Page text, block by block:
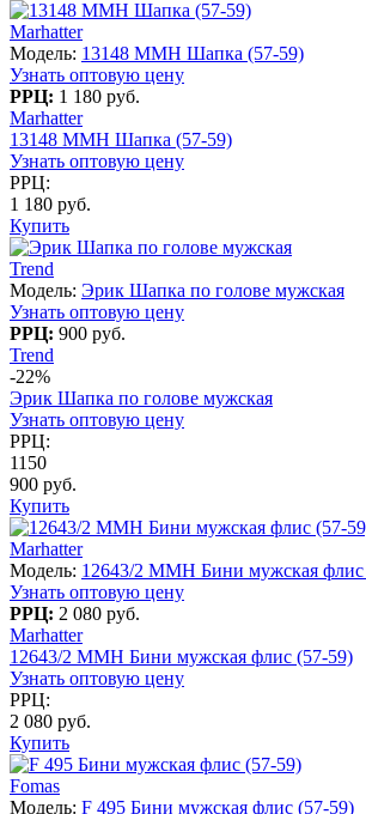
Marhatter
Модель: 13148 MMH Шапка (57-59)
Узнать оптовую цену
РРЦ: 1 180 руб.
Marhatter
13148 MMH Шапка (57-59)
Узнать оптовую цену
РРЦ:
1 180 руб.
Купить
Trend
Модель: Эрик Шапка по голове мужская
Узнать оптовую цену
РРЦ: 900 руб.
Trend
-22%
Эрик Шапка по голове мужская
Узнать оптовую цену
РРЦ:
1150
900 руб.
Купить
Marhatter
Модель: 12643/2 MMH Бини мужская флис
Узнать оптовую цену
РРЦ: 2 080 руб.
Marhatter
12643/2 MMH Бини мужская флис (57-59)
Узнать оптовую цену
РРЦ:
2 080 руб.
Купить
Fomas
Модель: F 495 Бини мужская флис (57-59)